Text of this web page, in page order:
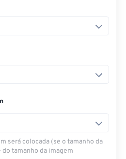
será colocada (se o tamanho da
tamanho da imagem